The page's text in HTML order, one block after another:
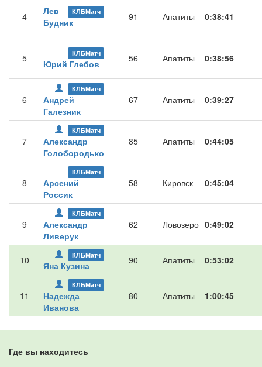
4 КЛБМатч
Лев
Будник
91 Апатиты 0:38:41
5 КЛБМатч
Юрий Глебов 56 Апатиты 0:38:56
6
КЛБМатч
Андрей
Галезник
67 Апатиты 0:39:27
7
КЛБМатч
Александр
Голобородько
85 Апатиты 0:44:05
8
КЛБМатч
Арсений
Россик
58 Кировск 0:45:04
9
КЛБМатч
Александр
Ливерук
62 Ловозеро 0:49:02
10 КЛБМатч
Яна Кузина 90 Апатиты 0:53:02
11
КЛБМатч
Надежда
Иванова
80 Апатиты 1:00:45
Где вы находитесь